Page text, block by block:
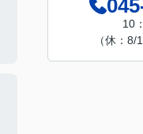
10
（休：8/